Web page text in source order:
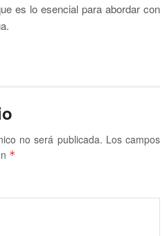
es lo esencial para abordar con
no será publicada. Los campos
*